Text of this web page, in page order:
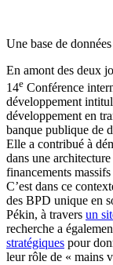
Une base de
En amont des deux
14e Conférence
développement
développement en
banque publique de
Elle a contribué à
dans une
financements
C’est dans ce
des BPD unique en
Pékin, à travers un
recherche a
stratégiques pour
leur rôle de « mains